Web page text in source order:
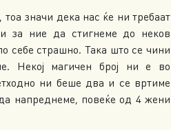
тоа значи дека нас ќе ни требаат
за ние да стигнеме до неков
себе страшно. Така што се чини
Некој магичен број ни е во
ни беше два и се вртиме
напреднеме, повеќе од 4 жени